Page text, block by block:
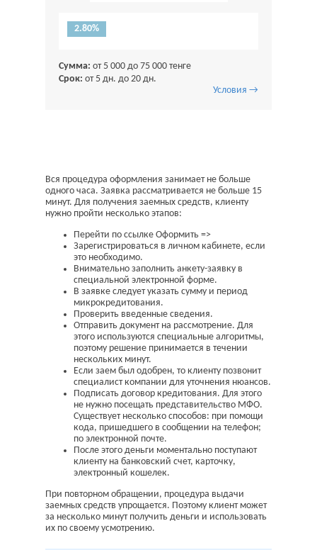
2.80%
Сумма: от 5 000 до 75 000 тенге
Срок: от 5 дн. до 20 дн.
Условия →
Вся процедура оформления занимает не больше
одного часа. Заявка рассматривается не больше 15
минут. Для получения заемных средств, клиенту
нужно пройти несколько этапов:
Перейти по ссылке Оформить =>
Зарегистрироваться в личном кабинете, если
это необходимо.
Внимательно заполнить анкету-заявку в
специальной электронной форме.
В заявке следует указать сумму и период
микрокредитования.
Проверить введенные сведения.
Отправить документ на рассмотрение. Для
этого используются специальные алгоритмы,
поэтому решение принимается в течении
нескольких минут.
Если заем был одобрен, то клиенту позвонит
специалист компании для уточнения нюансов.
Подписать договор кредитования. Для этого
не нужно посещать представительство МФО.
Существует несколько способов: при помощи
кода, пришедшего в сообщении на телефон;
по электронной почте.
После этого деньги моментально поступают
клиенту на банковский счет, карточку,
электронный кошелек.
При повторном обращении, процедура выдачи
заемных средств упрощается. Поэтому клиент может
за несколько минут получить деньги и использовать
их по своему усмотрению.